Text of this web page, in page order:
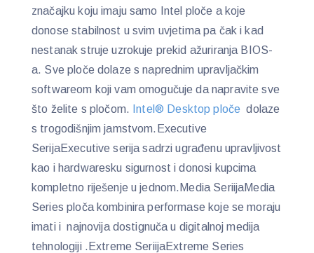
značajku koju imaju samo Intel ploče a koje
donose stabilnost u svim uvjetima pa čak i kad
nestanak struje uzrokuje prekid ažuriranja BIOS-
a. Sve ploče dolaze s naprednim upravljačkim
softwareom koji vam omogučuje da napravite sve
što želite s pločom.
Intel® Desktop ploče dolaze
s trogodišnjim jamstvom.Executive
SerijaExecutive serija sadrzi ugrađenu upravljivost
kao i hardwaresku sigurnost i donosi kupcima
kompletno riješenje u jednom.Media SeriijaMedia
Series ploča kombinira performase koje se moraju
imati i najnovija dostignuča u digitalnoj medija
tehnologiji .Extreme SeriijaExtreme Series